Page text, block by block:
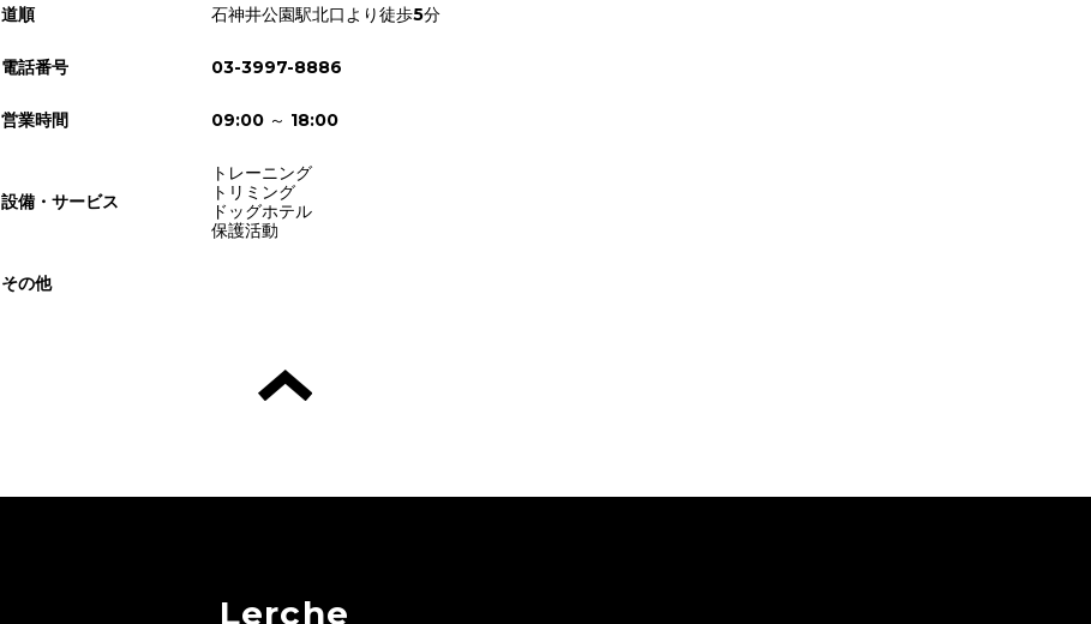
道順 石神井公園駅北口より徒歩5分
電話番号 03-3997-8886
営業時間 09:00 ～ 18:00
設備・サービス
トレーニング
トリミング
ドッグホテル
保護活動
その他
Lerche